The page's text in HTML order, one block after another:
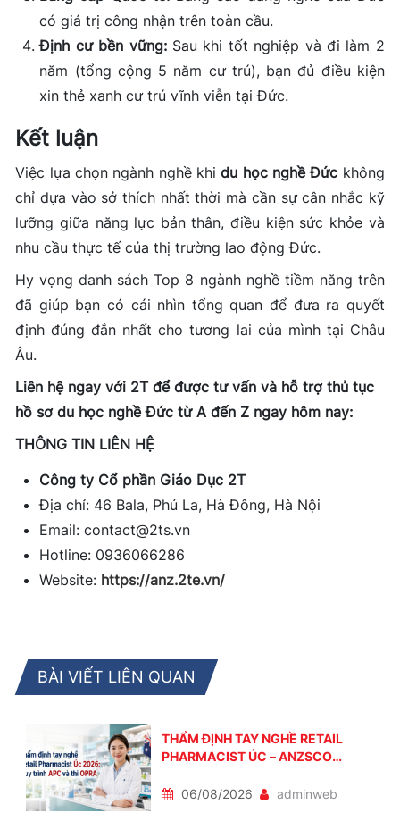
có giá trị công nhận trên toàn cầu.
Định cư bền vững:Sau khi tốt nghiệp và đi làm 2
năm (tổng cộng 5 năm cư trú), bạn đủ điều kiện
xin thẻ xanh cư trú vĩnh viễn tại Đức.
Kết luận
Việc lựa chọn ngành nghề khidu học nghề Đức không
chỉ dựa vào sở thích nhất thời mà cần sự cân nhắc kỹ
lưỡng giữa năng lực bản thân, điều kiện sức khỏe và
nhu cầu thực tế của thị trường lao động Đức.
Hy vọng danh sách Top 8 ngành nghề tiềm năng trên
đã giúp bạn có cái nhìn tổng quan để đưa ra quyết
định đúng đắn nhất cho tương lai của mình tại Châu
Âu.
Liên hệ ngay với 2T để được tư vấn và hỗ trợ thủ tục
hồ sơ du học nghề Đức từ A đến Z ngay hôm nay:
THÔNG TIN LIÊN HỆ
Công ty Cổ phần Giáo Dục 2T
Địa chỉ: 46 Bala, Phú La, Hà Đông, Hà Nội
Email: contact@2ts.vn
Hotline: 0936066286
Website: https://anz.2te.vn/
BÀI VIẾT LIÊN QUAN
THẨM ĐỊNH TAY NGHỀ RETAIL
PHARMACIST ÚC – ANZSCO
06/08/2026
adminweb